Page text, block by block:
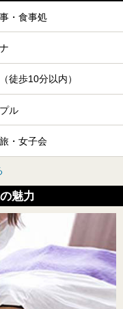
・食事処
徒歩10分以内）
ル
・女子会
魅力